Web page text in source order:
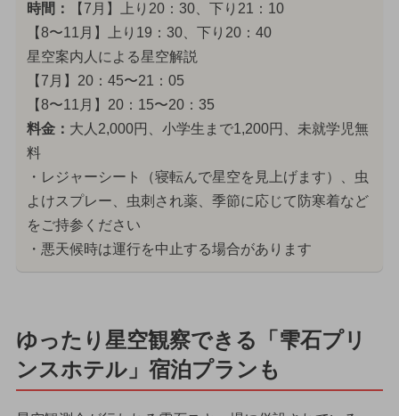
時間：
【7月】上り20：30、下り21：10
【8〜11月】上り19：30、下り20：40
星空案内人による星空解説
【7月】20：45〜21：05
【8〜11月】20：15〜20：35
料金： 大人2,000円、小学生まで1,200円、未就学児無
料
・レジャーシート（寝転んで星空を見上げます）、虫
よけスプレー、虫刺され薬、季節に応じて防寒着など
をご持参ください
・悪天候時は運行を中止する場合があります
ゆったり星空観察できる「雫石プリ
ンスホテル」宿泊プランも